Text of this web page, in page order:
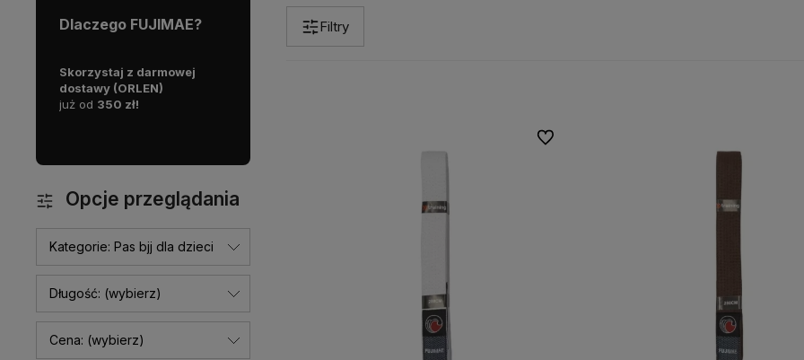
Dlaczego FUJIMAE?
Skorzystaj z darmowej
dostawy (ORLEN)
już od 350 zł!
Opcje przeglądania
Kategorie: Pas bjj dla dzieci
Długość: (wybierz)
Cena: (wybierz)
Filtry
Do ulubionych